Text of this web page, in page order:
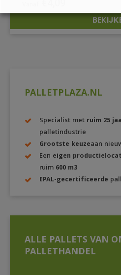
PALLETPLAZA.NL
Specialist met ruim 25
palletindustrie
Grootste keuzeaan
Een eigen
ruim 600 m3
EPAL-gecertificeerde
ALLE PALLETS VAN
PALLETHANDEL